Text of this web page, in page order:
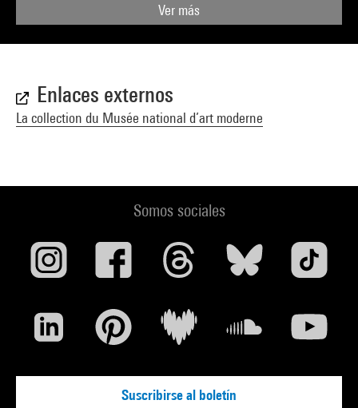
Ver más
Enlaces externos
La collection du Musée national d’art moderne
Somos sociales
Suscribirse al boletín